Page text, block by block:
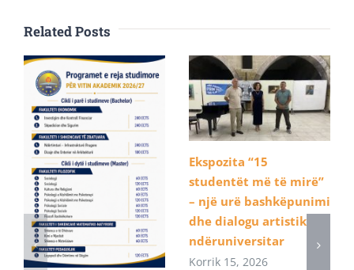
Related Posts
Ekspozita “15
studentët më të mirë”
– një urë bashkëpunimi
dhe dialogu artistik
ndëruniversitar
Korrik 15, 2026